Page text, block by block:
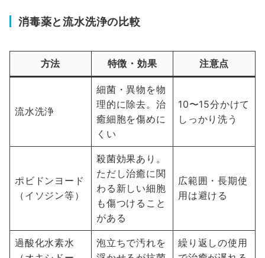
消毒薬と流水洗浄の比較
方法 特徴・効果 注意点
流水洗浄
細菌・異物を物
理的に除去。治
癒細胞を傷めに
くい
10〜15分かけて
しっかり洗う
ポビドンヨード
（イソジン等）
殺菌効果あり。
ただし治癒に関
わる新しい細胞
も傷つけること
がある
広範囲・長期使
用は避ける
過酸化水素水
泡立ちで汚れを
繰り返しの使用